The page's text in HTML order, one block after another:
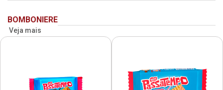
BOMBONIERE
Veja mais